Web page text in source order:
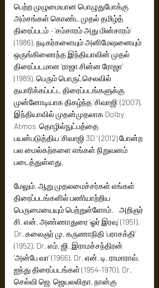
பெற்ற முழுமையான பொழுதுபோக்கு
அம்சங்கள் கொண்ட முதல் தமிழ்த்
திரைப்படம் - ‘சம்சாரம் அது மின்சாரம்’
(1986), நடிகர்களையும் அனிமேஷனையும்
ஒருங்கிணைந்த இந்தியாவின் முதல்
திரைப்படமான ‘ராஜா சின்ன ரோஜா’
(1989), பெரும் பொருட்செலவில்
தயாரிக்கப்பட்ட திரைப்படங்களுக்கு
முன்னோடியாக திகழ்ந்த ‘சிவாஜி’ (2007),
இந்தியாவில் முதன்முதலாக Dolby
Atmos  தொழில்நுட்பத்தை
பயன்படுத்திய ‘சிவாஜி 3D ’ (2012) போன்ற
பல மைல்கற்களை எங்கள் நிறுவனம்
படைத்துள்ளது.
மேலும், ஆறு முதலமைச்சர்கள் எங்கள்
திரைப்படங்களில் பணியாற்றிய
பெருமையையும் பெற்றுள்ளோம்.    அறிஞர்
சி. என். அண்ணாதுரை ‘ஓர் இரவு’ (1951),
Dr. கலைஞர் மு. கருணாநிதி ‘பராசக்தி’
(1952), Dr. எம். ஜி. இராமச்சந்திரன்
‘அன்பே வா’ (1966), Dr. என். டி. ராமாராவ்,
ஐந்து திரைப்படங்கள் (1954-1970), Dr.
செல்வி ஜெ. ஜெயலலிதா, நான்கு